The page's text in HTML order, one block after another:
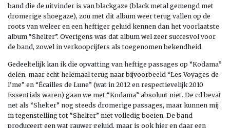
band die de uitvinder is van blackgaze (black metal gemengd met
dromerige shoegaze), zou met dit album weer terug vallen op de
roots van weleer en een heftiger geluid kennen dan het voorlaatste
album “Shelter”. Overigens was dat album wel zeer succesvol voor
de band, zowel in verkoopcijfers als toegenomen bekendheid.
Gedeeltelijk kan ik die opvatting van heftige passages op “Kodama”
delen, maar echt helemaal terug naar bijvoorbeeld “Les Voyages de
l’me” en “Écailles de Lune” (wat in 2012 en respectievelijk 2010
Essentials waren) gaan we met “Kodama” absoluut niet. De cd bevat
net als “Shelter” nog steeds dromerige passages, maar kunnen mij
in tegenstelling tot “Shelter” niet volledig boeien. De band
produceert een wat rauwer geluid, maar is ook hier en daar een